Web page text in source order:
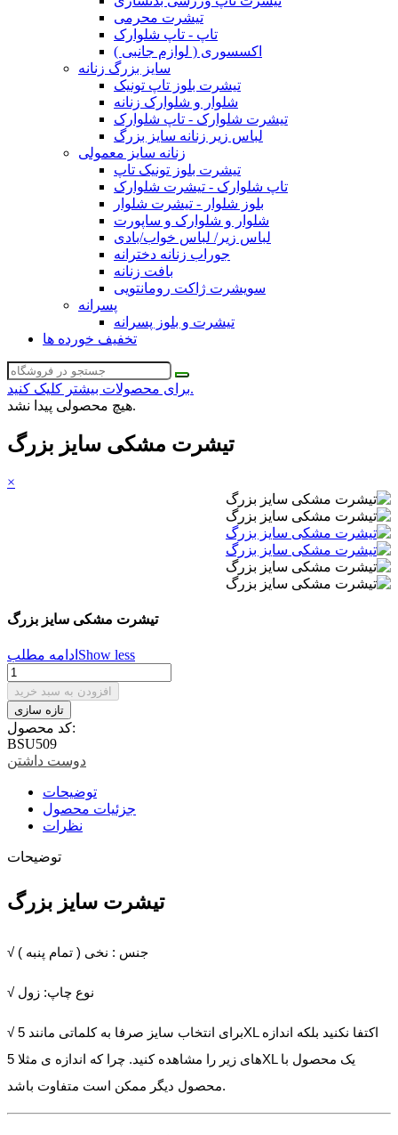
تیشرت محرمی
تاپ - تاپ شلوارک
اکسسوری ( لوازم جانبی )
سایز بزرگ زنانه
تیشرت بلوز تاپ تونیک
شلوار و شلوارک زنانه
تیشرت شلوارک - تاپ شلوارک
لباس زیر زنانه سایز بزرگ
زنانه سایز معمولی
تیشرت بلوز تونیک تاپ
تاپ شلوارک - تیشرت شلوارک
بلوز شلوار - تیشرت شلوار
شلوار و شلوارک و ساپورت
لباس زیر/ لباس خواب/بادی
جوراب زنانه دخترانه
بافت زنانه
سویشرت ژاکت رومانتویی
پسرانه
تیشرت و بلوز پسرانه
تخفیف خورده ها
برای محصولات بیشتر کلیک کنید.
هیچ محصولی پیدا نشد.
تیشرت مشکی سایز بزرگ
×
تیشرت مشکی سایز بزرگ
ادامه مطلب Show less
افزودن به سبد خرید
کد محصول:
BSU509
دوست داشتن
توضیحات
جزئیات محصول
نظرات
توضیحات
تیشرت سایز بزرگ
√ جنس : نخی ( تمام پنبه )
√ نوع چاپ: زول
√ برای انتخاب سایز صرفا به کلماتی مانند 5XL اکتفا نکنید بلکه اندازه
های زیر را مشاهده کنید. چرا که اندازه ی مثلا 5XL یک محصول با
محصول دیگر ممکن است متفاوت باشد.